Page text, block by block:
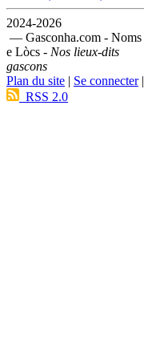
2024-2026
— Gasconha.com - Noms
e Lòcs - Nos lieux-dits
gascons
Plan du site | Se connecter|
RSS 2.0